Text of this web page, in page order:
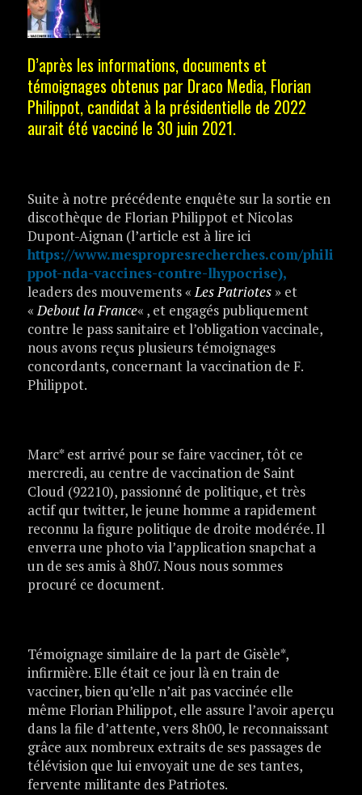
D’après les informations, documents et
témoignages obtenus par Draco Media, Florian
Philippot, candidat à la présidentielle de 2022
aurait été vacciné le 30 juin 2021.
Suite à notre précédente enquête sur la sortie en
discothèque de Florian Philippot et Nicolas
Dupont-Aignan (l’article est à lire ici
https://www.mespropresrecherches.com/phili
ppot-nda-vaccines-contre-lhypocrise),
leaders des mouvements «Les Patriotes» et
«Debout la France« , et engagés publiquement
contre le pass sanitaire et l’obligation vaccinale,
nous avons reçus plusieurs témoignages
concordants, concernant la vaccination de F.
Philippot.
Marc* est arrivé pour se faire vacciner, tôt ce
mercredi, au centre de vaccination de Saint
Cloud (92210), passionné de politique, et très
actif qur twitter, le jeune homme a rapidement
reconnu la figure politique de droite modérée. Il
enverra une photo via l’application snapchat a
un de ses amis à 8h07. Nous nous sommes
procuré ce document.
Témoignage similaire de la part de Gisèle*,
infirmière. Elle était ce jour là en train de
vacciner, bien qu’elle n’ait pas vaccinée elle
même Florian Philippot, elle assure l’avoir aperçu
dans la file d’attente, vers 8h00, le reconnaissant
grâce aux nombreux extraits de ses passages de
télévision que lui envoyait une de ses tantes,
fervente militante des Patriotes.